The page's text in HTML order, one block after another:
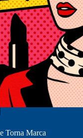
Torna Marca